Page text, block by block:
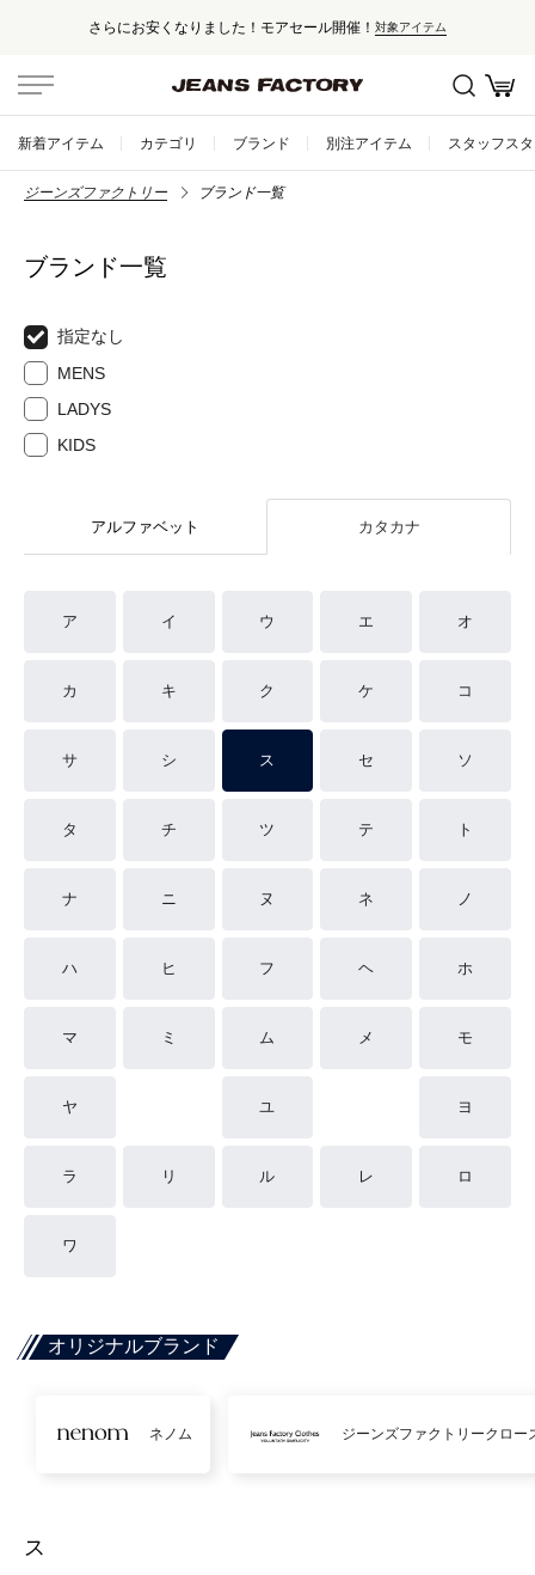
さらにお安くなりました！モアセール開催！ 対象アイテム
新着アイテム カテゴリ ブランド 別注アイテム スタッフス
ジーンズファクトリー ブランド一覧
ブランド一覧
指定なし
MENS
LADYS
KIDS
アルファベット カタカナ
ア イ ウ エ オ
カ キ ク ケ コ
サ シ ス セ ソ
タ チ ツ テ ト
ナ ニ ヌ ネ ノ
ハ ヒ フ ヘ ホ
マ ミ ム メ モ
ヤ ユ ヨ
ラ リ ル レ ロ
ワ
オリジナルブランド
ネノム ジーンズファクトリークロー
ス